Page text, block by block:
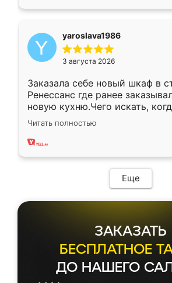
yaroslava1986
3 августа 2026
Заказала себе новый шкаф в
Ренессанс где ранее
новую кухню.Чего искать,
вполне довольна. Служит
два года, нареканий нет.
Читать полностью
Еще
ЗАКАЗАТЬ
БЕСПЛАТНОЕ
ДО НАШЕГО